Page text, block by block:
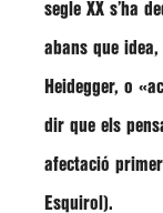
segle XX s’ha
abans que
Heidegger, o
dir que els
afectació
Esquirol).